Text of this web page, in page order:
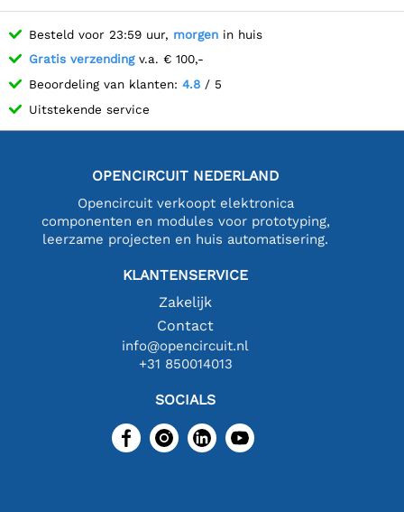
Besteld voor 23:59 uur, morgen in huis
Gratis verzendingv.a. € 100,-
Beoordeling van klanten: 4.8 / 5
Uitstekende service
OPENCIRCUIT NEDERLAND
Opencircuit verkoopt elektronica
componenten en modules voor prototyping,
leerzame projecten en huis automatisering.
KLANTENSERVICE
Zakelijk
Contact
info@opencircuit.nl
+31 850014013
SOCIALS